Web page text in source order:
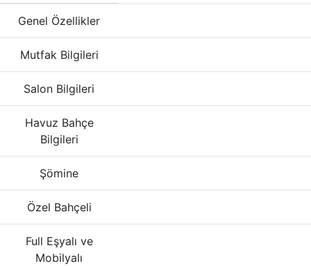
Genel Özellikler
Mutfak Bilgileri
Salon Bilgileri
Havuz Bahçe
Bilgileri
Şömine
Özel Bahçeli
Full Eşyalı ve
Mobilyalı